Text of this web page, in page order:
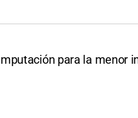
para la menor